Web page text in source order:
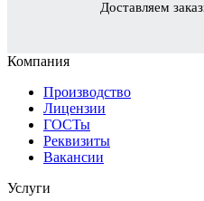
Доставляем
Компания
Производство
Лицензии
ГОСТы
Реквизиты
Вакансии
Услуги